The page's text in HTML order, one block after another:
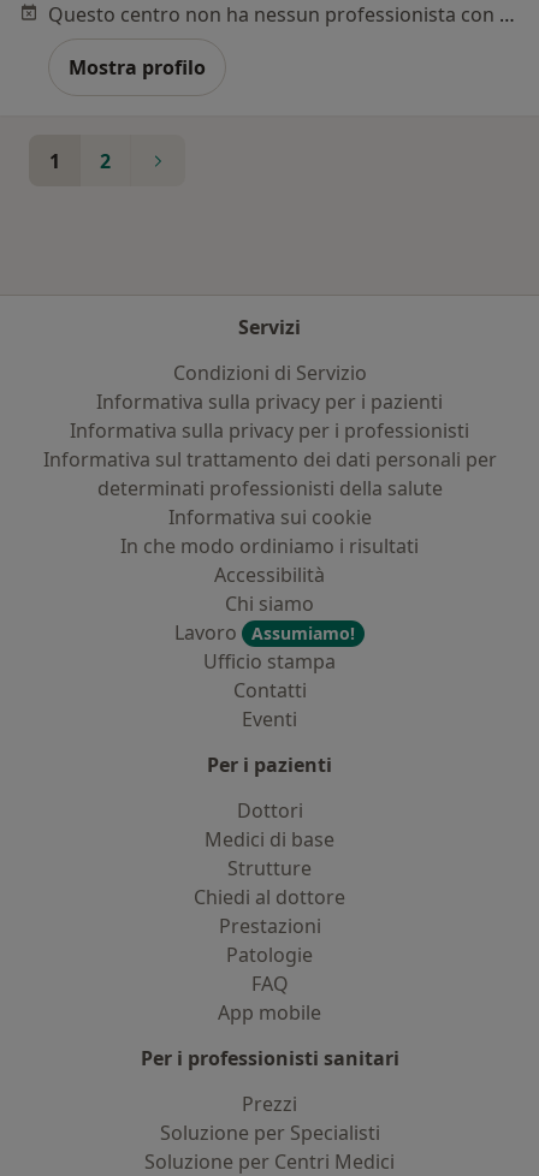
Questo centro non ha nessun professionista con date disponibili
Mostra profilo
1 2
Servizi
Condizioni di Servizio
Informativa sulla privacy per i pazienti
Informativa sulla privacy per i professionisti
Informativa sul trattamento dei dati personali per
determinati professionisti della salute
Informativa sui cookie
In che modo ordiniamo i risultati
Accessibilità
Chi siamo
Lavoro
Assumiamo!
Ufficio stampa
Contatti
Eventi
Per i pazienti
Dottori
Medici di base
Strutture
Chiedi al dottore
Prestazioni
Patologie
FAQ
App mobile
Per i professionisti sanitari
Prezzi
Soluzione per Specialisti
Soluzione per Centri Medici